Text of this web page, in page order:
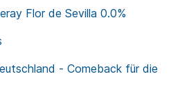
Flor de Sevilla 0.0%
- Comeback für die